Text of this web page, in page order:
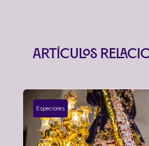
Artículos
Especiales